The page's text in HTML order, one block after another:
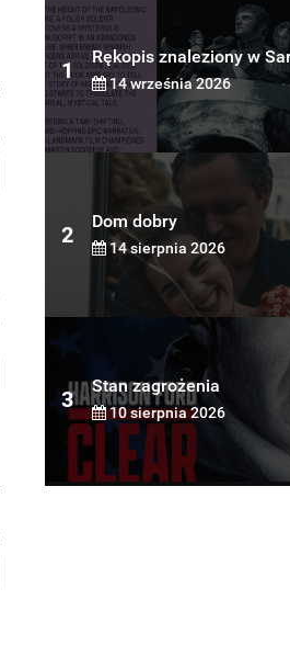
1
Rękopis znaleziony w
14 września 2026
2
Dom dobry
14 sierpnia 2026
3
Stan zagrożenia
10 sierpnia 2026